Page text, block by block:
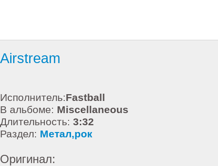
Airstream
Исполнитель:Fastball
В альбоме: Miscellaneous
Длительность: 3:32
Раздел: Метал,рок
Оригинал: